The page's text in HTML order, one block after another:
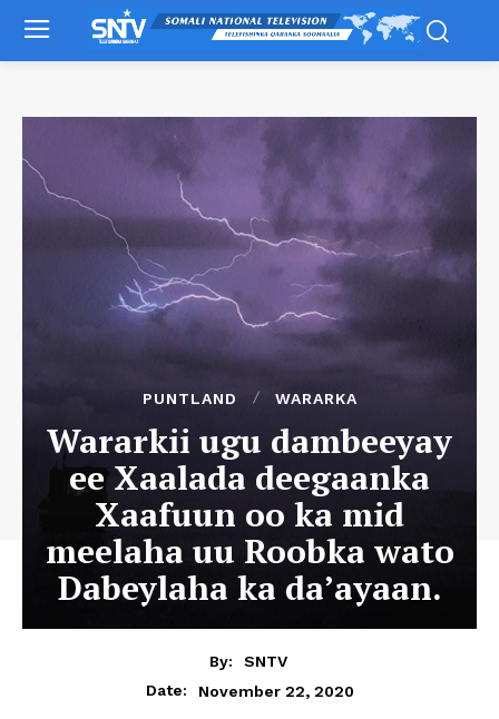
PUNTLAND WARARKA
Wararkii ugu dambeeyay
ee Xaalada deegaanka
Xaafuun oo ka mid
meelaha uu Roobka wato
Dabeylaha ka da’ayaan.
By:
SNTV
Date:
November 22, 2020